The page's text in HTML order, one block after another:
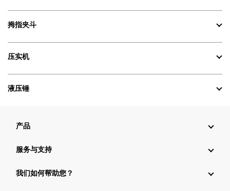
拇指夹斗
压实机
液压锤
产品
服务与支持
我们如何帮助您？